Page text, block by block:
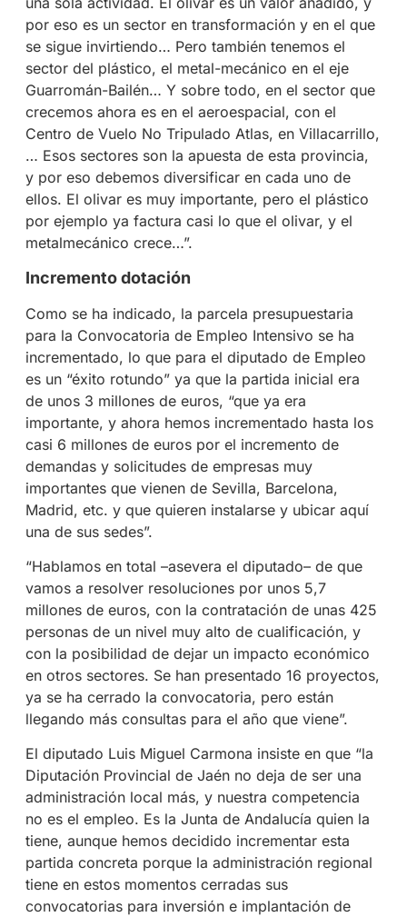
por eso es un sector en transformación y en el que
se sigue invirtiendo… Pero también tenemos el
sector del plástico, el metal-mecánico en el eje
Guarromán-Bailén… Y sobre todo, en el sector que
crecemos ahora es en el aeroespacial, con el
Centro de Vuelo No Tripulado Atlas, en Villacarrillo,
… Esos sectores son la apuesta de esta provincia,
y por eso debemos diversificar en cada uno de
ellos. El olivar es muy importante, pero el plástico
por ejemplo ya factura casi lo que el olivar, y el
metalmecánico crece…”.
Incremento dotación
Como se ha indicado, la parcela presupuestaria
para la Convocatoria de Empleo Intensivo se ha
incrementado, lo que para el diputado de Empleo
es un “éxito rotundo” ya que la partida inicial era
de unos 3 millones de euros, “que ya era
importante, y ahora hemos incrementado hasta los
casi 6 millones de euros por el incremento de
demandas y solicitudes de empresas muy
importantes que vienen de Sevilla, Barcelona,
Madrid, etc. y que quieren instalarse y ubicar aquí
una de sus sedes”.
“Hablamos en total –asevera el diputado– de que
vamos a resolver resoluciones por unos 5,7
millones de euros, con la contratación de unas 425
personas de un nivel muy alto de cualificación, y
con la posibilidad de dejar un impacto económico
en otros sectores. Se han presentado 16 proyectos,
ya se ha cerrado la convocatoria, pero están
llegando más consultas para el año que viene”.
El diputado Luis Miguel Carmona insiste en que “la
Diputación Provincial de Jaén no deja de ser una
administración local más, y nuestra competencia
no es el empleo. Es la Junta de Andalucía quien la
tiene, aunque hemos decidido incrementar esta
partida concreta porque la administración regional
tiene en estos momentos cerradas sus
convocatorias para inversión e implantación de